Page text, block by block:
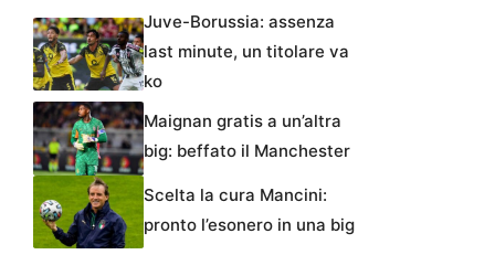
Juve-Borussia: assenza
last minute, un titolare va
ko
Maignan gratis a un’altra
big: beffato il Manchester
Scelta la cura Mancini:
pronto l’esonero in una big